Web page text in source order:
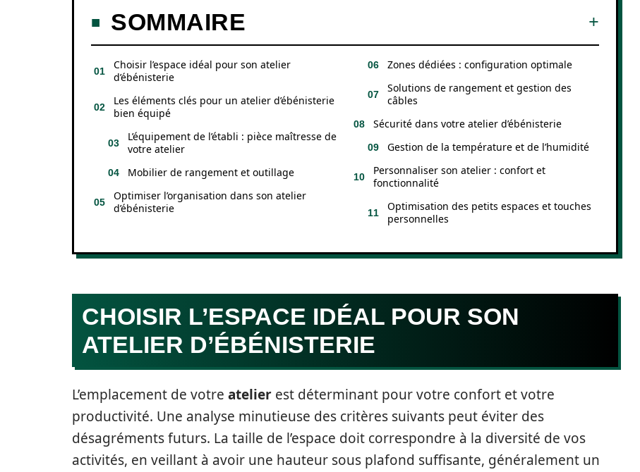
SOMMAIRE
Choisir l’espace idéal pour son atelier
d’ébénisterie
Les éléments clés pour un atelier d’ébénisterie
bien équipé
L’équipement de l’établi : pièce maîtresse de
votre atelier
Mobilier de rangement et outillage
Optimiser l’organisation dans son atelier
d’ébénisterie
Zones dédiées : configuration optimale
Solutions de rangement et gestion des
câbles
Sécurité dans votre atelier d’ébénisterie
Gestion de la température et de l’humidité
Personnaliser son atelier : confort et
fonctionnalité
Optimisation des petits espaces et touches
personnelles
CHOISIR L’ESPACE IDÉAL POUR SON
ATELIER D’ÉBÉNISTERIE
L’emplacement de votre atelier est déterminant pour votre confort et votre
productivité. Une analyse minutieuse des critères suivants peut éviter des
désagréments futurs. La taille de l’espace doit correspondre à la diversité de vos
activités, en veillant à avoir une hauteur sous plafond suffisante, généralement un